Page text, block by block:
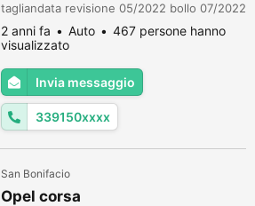
tagliandata revisione 05/2022 bollo 07/2022
vettura guidabile anche per neopatentati in
perfette condizioni appena lucidata
nuove disponibile per prova è controllo
anche con vs meccanico di fiducia accessori
- climatizzatore - servosterzo - chiu...
2 anni fa Auto
467 persone hanno
visualizzato
Invia messaggio
339150xxxx
San Bonifacio
Opel corsa